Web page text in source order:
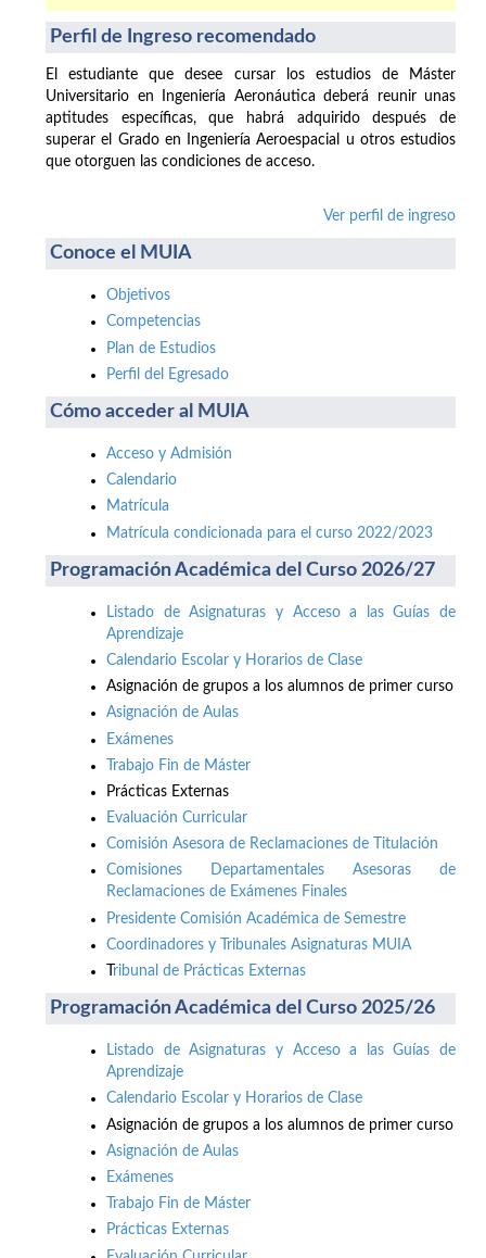
Perfil de Ingreso recomendado
El estudiante que desee cursar los estudios de Máster
Universitario en Ingeniería Aeronáutica deberá reunir unas
aptitudes específicas, que habrá adquirido después de
superar el Grado en Ingeniería Aeroespacial u otros estudios
que otorguen las condiciones de acceso.
Ver perfil de ingreso
Conoce el MUIA
Objetivos
Competencias
Plan de Estudios
Perfil del Egresado
Cómo acceder al MUIA
Acceso y Admisión
Calendario
Matrícula
Matrícula condicionada para el curso 2022/2023
Programación Académica del Curso 2026/27
Listado de Asignaturas y Acceso a las Guías de
Aprendizaje
Calendario Escolar y Horarios de Clase
Asignación de grupos a los alumnos de primer curso
Asignación de Aulas
Exámenes
Trabajo Fin de Máster
Prácticas Externas
Evaluación Curricular
Comisión Asesora de Reclamaciones de Titulación
Comisiones Departamentales Asesoras de
Reclamaciones de Exámenes Finales
Presidente Comisión Académica de Semestre
Coordinadores y Tribunales Asignaturas MUIA
ribunal de Prácticas Externas
Programación Académica del Curso 2025/26
Listado de Asignaturas y Acceso a las Guías de
Aprendizaje
Calendario Escolar y Horarios de Clase
Asignación de grupos a los alumnos de primer curso
Asignación de Aulas
Exámenes
Trabajo Fin de Máster
Prácticas Externas